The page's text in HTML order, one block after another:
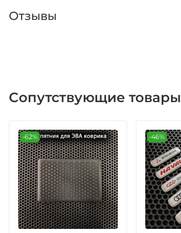
Отзывы
Сопутствующие товары
-62% -46%